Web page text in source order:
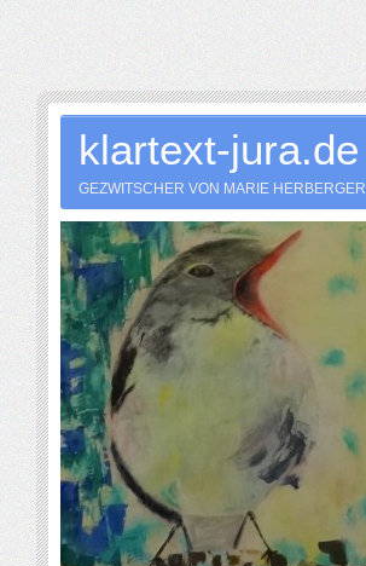
klartext-jura.de
GEZWITSCHER VON MARIE HERBERGER